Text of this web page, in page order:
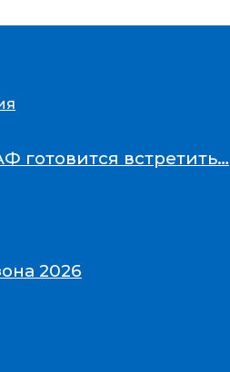
готовится встретить…
2026